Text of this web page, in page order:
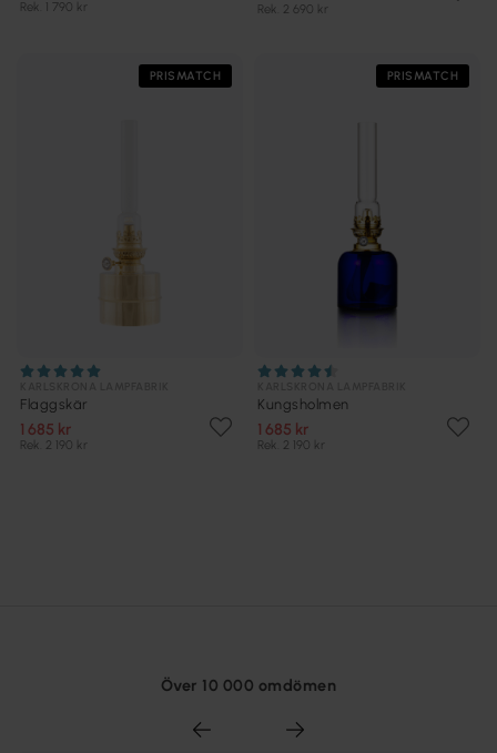
Rek. 1 790 kr Rek. 2 690 kr
PRISMATCH
Flaggskär
1 685 kr
Rek. 2 190 kr
PRISMATCH
Kungsholmen
1 685 kr
Rek. 2 190 kr
Över 10 000 omdömen